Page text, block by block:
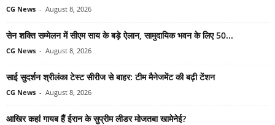
CG News - August 8, 2026
सेन शक्ति सम्मेलन में सीएम साय के बड़े ऐलान, सामुदायिक भवन के लिए 50...
CG News - August 8, 2026
साई सुदर्शन श्रीलंका टेस्ट सीरीज से बाहर: टीम मैनेजमेंट की बढ़ी टेंशन
CG News - August 8, 2026
आखिर कहां गायब हैं ईरान के सुप्रीम लीडर मोजतबा खामेनेई?